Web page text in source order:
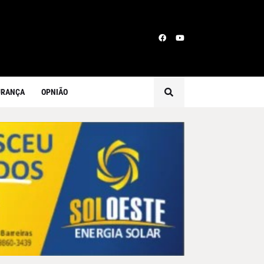
OPNIÃO